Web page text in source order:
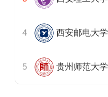
西安邮电大学
贵州师范大学